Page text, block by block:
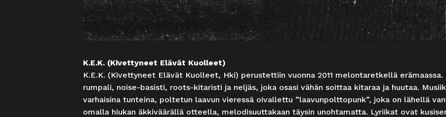
K.E.K. (Kivettyneet Elävät Kuolleet)
K.E.K. (Kivettyneet Elävät Kuolleet, Hki) perustettiin vuonna 2011 melontaretkellä
rumpali, noise-basisti, roots-kitaristi ja neljäs, joka osasi vähän soittaa kitaraa ja huutaa.
varhaisina tunteina, poltetun laavun vieressä oivallettu ”laavunpolttopunk”, joka on lähellä
omalla hiukan äkkiväärällä otteella, melodisuuttakaan täysin unohtamatta. Lyriikat ovat